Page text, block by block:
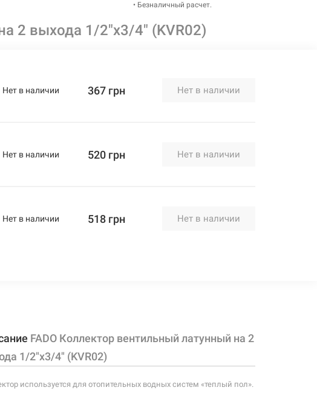
• Безналичный расчет.
2 выхода 1/2"x3/4" (KVR02)
Нет в наличии 367 грн Нет в наличии
Нет в наличии 520 грн Нет в наличии
Нет в наличии 518 грн Нет в наличии
716 грн Нет в наличии
FADO Коллектор вентильный латунный на 2
1/2"x3/4" (KVR02)
используется для отопительных водных систем «теплый пол».